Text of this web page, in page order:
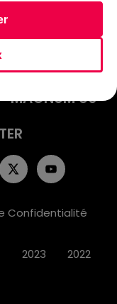
MAGNUM 80
Confidentialité
2023 2022